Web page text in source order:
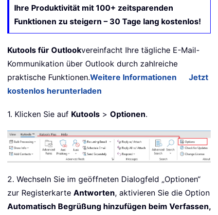
Ihre Produktivität mit 100+ zeitsparenden
Funktionen zu steigern – 30 Tage lang kostenlos!
Kutools für Outlookvereinfacht Ihre tägliche E-Mail-
Kommunikation über Outlook durch zahlreiche
praktische Funktionen.Weitere Informationen
Jetzt
kostenlos herunterladen
1. Klicken Sie auf Kutools > Optionen.
2. Wechseln Sie im geöffneten Dialogfeld „Optionen“
zur Registerkarte Antworten, aktivieren Sie die Option
Automatisch Begrüßung hinzufügen beim Verfassen,